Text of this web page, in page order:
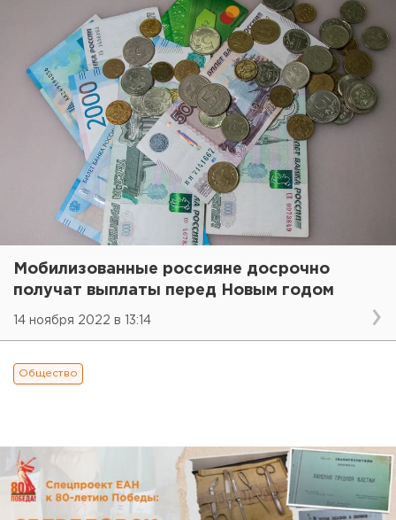
Мобилизованные россияне досрочно
получат выплаты перед Новым годом
14 ноября 2022 в 13:14
Общество